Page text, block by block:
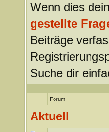
Wenn dies
gestellte
Beiträge
Suche dir
Forum
Aktuell